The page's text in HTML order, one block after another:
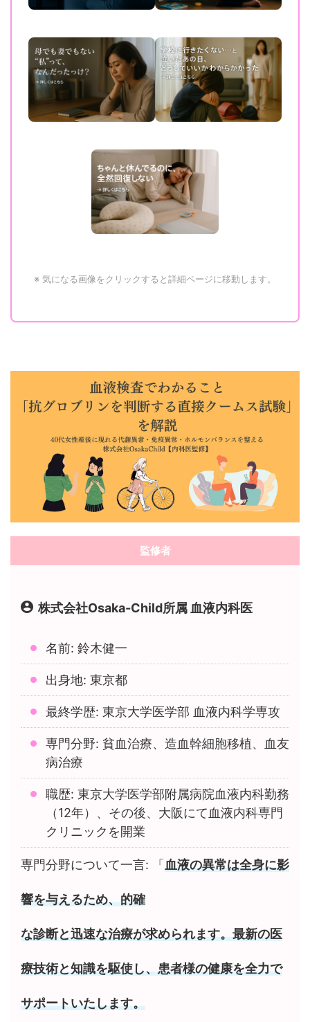
※ 気になる画像をクリックすると詳細ページに移動します。
監修者
株式会社Osaka-Child所属 血液内科医
名前: 鈴木健一
出身地: 東京都
最終学歴: 東京大学医学部 血液内科学専攻
専門分野: 貧血治療、造血幹細胞移植、血友
病治療
職歴: 東京大学医学部附属病院血液内科勤務
（12年）、その後、大阪にて血液内科専門
クリニックを開業
専門分野について一言: 「 血液の異常は全身に影
響を与えるため、的確
な診断と迅速な治療が求められます。最新の医
療技術と知識を駆使し、患者様の健康を全力で
サポートいたします。